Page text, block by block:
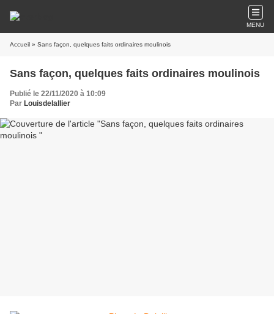
MENU
Accueil » Sans façon, quelques faits ordinaires moulinois
Sans façon, quelques faits ordinaires moulinois
Publié le 22/11/2020 à 10:09
Par Louisdelallier